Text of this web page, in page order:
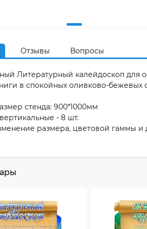
Отзывы Вопросы
Литературный калейдоскоп для
в спокойных оливково-бежевых
стенда: 900*1000мм
- 8 шт.
размера, цветовой гаммы